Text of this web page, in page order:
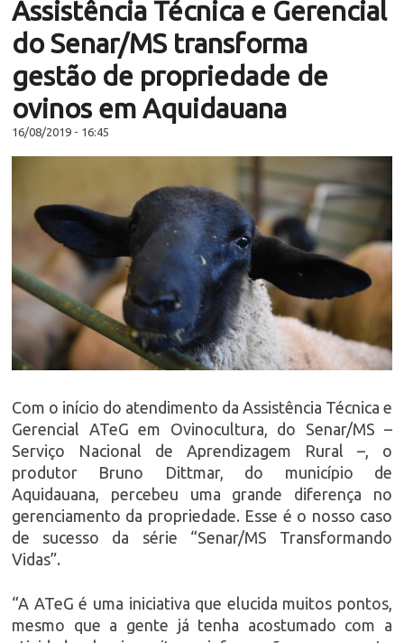
Assistência Técnica e Gerencial
do Senar/MS transforma
gestão de propriedade de
ovinos em Aquidauana
16/08/2019 - 16:45
Com o início do atendimento da Assistência Técnica e
Gerencial ATeG em Ovinocultura, do Senar/MS –
Serviço Nacional de Aprendizagem Rural –, o
produtor Bruno Dittmar, do município de
Aquidauana, percebeu uma grande diferença no
gerenciamento da propriedade. Esse é o nosso caso
de sucesso da série “Senar/MS Transformando
Vidas”.
“A ATeG é uma iniciativa que elucida muitos pontos,
mesmo que a gente já tenha acostumado com a